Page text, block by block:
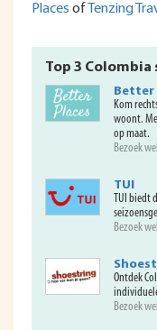
Places ofTenzing
Top 3
Better
Kom
woont.
op maat.
Bezoek
TUI
TUI biedt
Bezoek
Ontdek
Bezoek